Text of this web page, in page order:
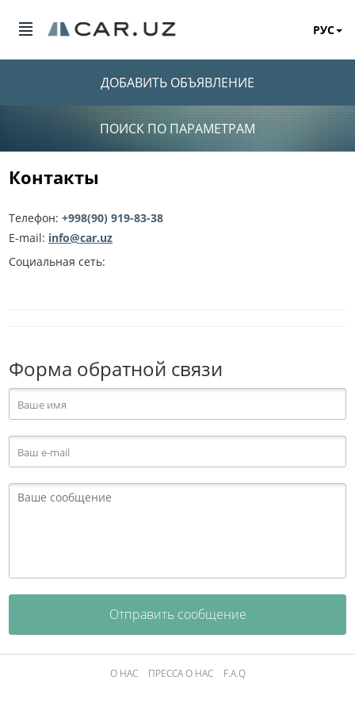
РУС
ДОБАВИТЬ ОБЪЯВЛЕНИЕ
ПОИСК ПО ПАРАМЕТРАМ
Контакты
Телефон: +998(90) 919-83-38
E-mail: info@car.uz
Социальная сеть:
Форма обратной связи
Отправить сообщение
О НАС ПРЕССА О НАС F.A.Q